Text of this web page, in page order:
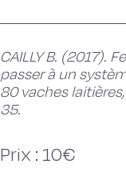
CAILLY B. (2017).
passer à un
80 vaches
35.
Prix : 10€